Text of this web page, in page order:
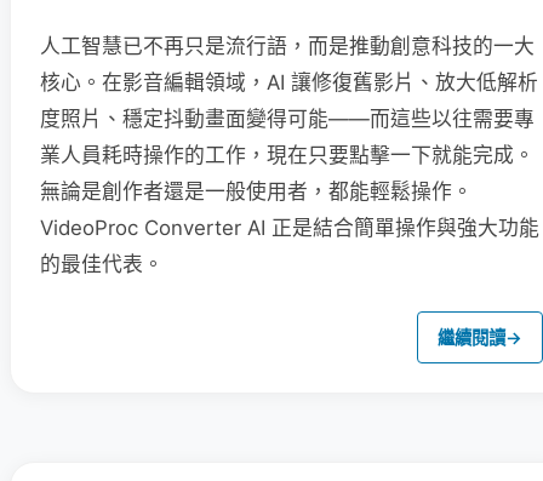
人工智慧已不再只是流行語，而是推動創意科技的一大
核心。在影音編輯領域，AI 讓修復舊影片、放大低解析
度照片、穩定抖動畫面變得可能——而這些以往需要專
業人員耗時操作的工作，現在只要點擊一下就能完成。
無論是創作者還是一般使用者，都能輕鬆操作。
VideoProc Converter AI 正是結合簡單操作與強大功能
的最佳代表。
繼續閱讀→